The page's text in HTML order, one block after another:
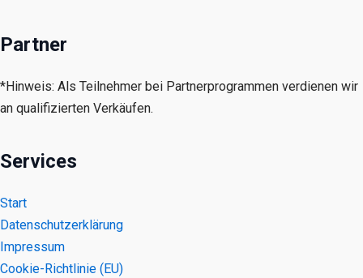
Partner
*Hinweis: Als Teilnehmer bei Partnerprogrammen verdienen wir
an qualifizierten Verkäufen.
Services
Start
Datenschutzerklärung
Impressum
Cookie-Richtlinie (EU)